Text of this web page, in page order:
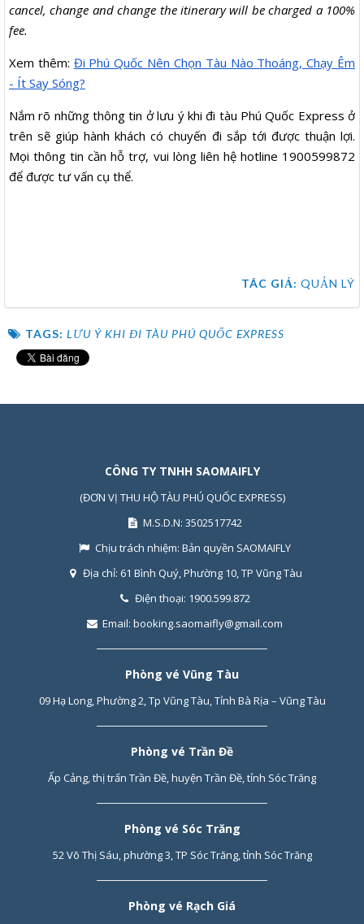
cancel, change and change the itinerary will be charged a 100%
fee.
Xem thêm: Đi Phú Quốc Nên Chọn Tàu Nào Thoáng, Chạy Êm
- Ít Say Sóng?
Nắm rõ những thông tin ở lưu ý khi đi tàu Phú Quốc Express ở
trên sẽ giúp hành khách có chuyến đi sắp tới được thuận lợi.
Mọi thông tin cần hỗ trợ, vui lòng liên hệ hotline 1900599872
để được tư vấn cụ thể.
TÁC GIẢ: QUẢN LÝ
TAGS: LƯU Ý KHI ĐI TÀU PHÚ QUỐC EXPRESS
CÔNG TY TNHH SAOMAIFLY
(ĐƠN VỊ THU HỘ TÀU PHÚ QUỐC EXPRESS)
M.S.D.N: 3502517742
Chịu trách nhiệm: Bản quyền SAOMAIFLY
Địa chỉ: 61 Bình Quý, Phường 10, TP Vũng Tàu
Điện thoại: 1900.599.872
Email: booking.saomaifly@gmail.com
Phòng vé Vũng Tàu
09 Hạ Long, Phường 2, Tp Vũng Tàu, Tỉnh Bà Rịa – Vũng Tàu
Phòng vé Trần Đề
Ấp Cảng, thị trấn Trần Đề, huyện Trần Đề, tỉnh Sóc Trăng
Phòng vé Sóc Trăng
52 Võ Thị Sáu, phường 3, TP Sóc Trăng, tỉnh Sóc Trăng
Phòng vé Rạch Giá